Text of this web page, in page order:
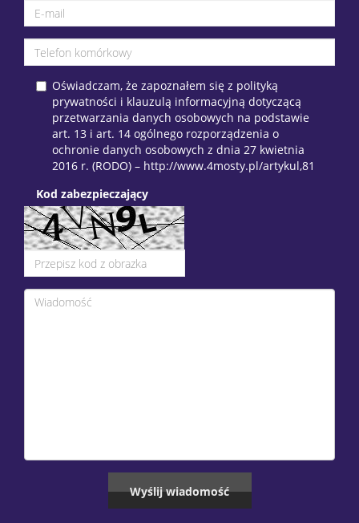
Oświadczam, że zapoznałem się z polityką
prywatności i klauzulą informacyjną dotyczącą
przetwarzania danych osobowych na podstawie
art. 13 i art. 14 ogólnego rozporządzenia o
ochronie danych osobowych z dnia 27 kwietnia
2016 r. (RODO) – http://www.4mosty.pl/artykul,81
Kod zabezpieczający